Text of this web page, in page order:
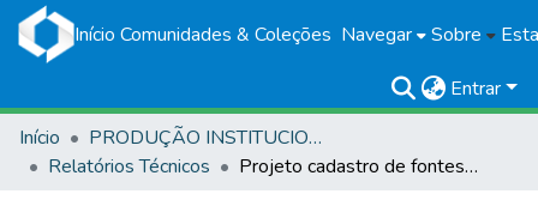
Início Comunidades & Coleções Navegar Sobre
Entrar
Início
PRODUÇÃO INSTITUCIONAL
Relatórios Técnicos
Projeto cadastro de fontes de abastecimento por água subterrânea: estado do Piauí: diagnóstico do município de Campo Grande do Piauí